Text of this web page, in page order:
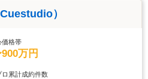
）
価格帯
万円
ロ累計成約件数